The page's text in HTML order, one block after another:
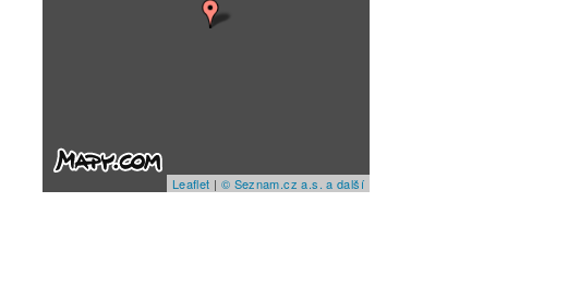
Leaflet | © Seznam.cz a.s. a další